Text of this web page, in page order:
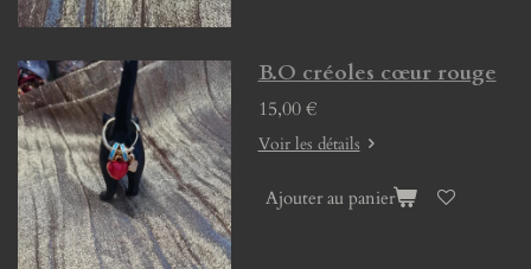
B.O créoles cœur rouge
15,00 €
Voir les détails
Ajouter au panier